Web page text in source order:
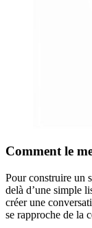
Comment le
Pour construire un
delà d’une simple
créer une
se rapproche de la